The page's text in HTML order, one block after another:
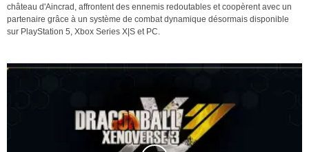
château d'Aincrad, affrontent des ennemis redoutables et coopèrent avec un
partenaire grâce à un système de combat dynamique désormais disponible
sur PlayStation 5, Xbox Series X|S et PC.